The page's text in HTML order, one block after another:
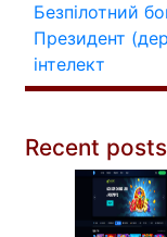
Безпілотний
Президент
інтелект
Recent posts